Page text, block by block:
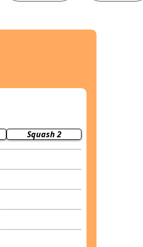
Squash 2